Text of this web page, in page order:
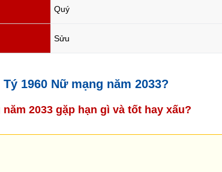
Quý
Sửu
1960 Nữ mạng năm 2033?
2033 gặp hạn gì và tốt hay xấu?